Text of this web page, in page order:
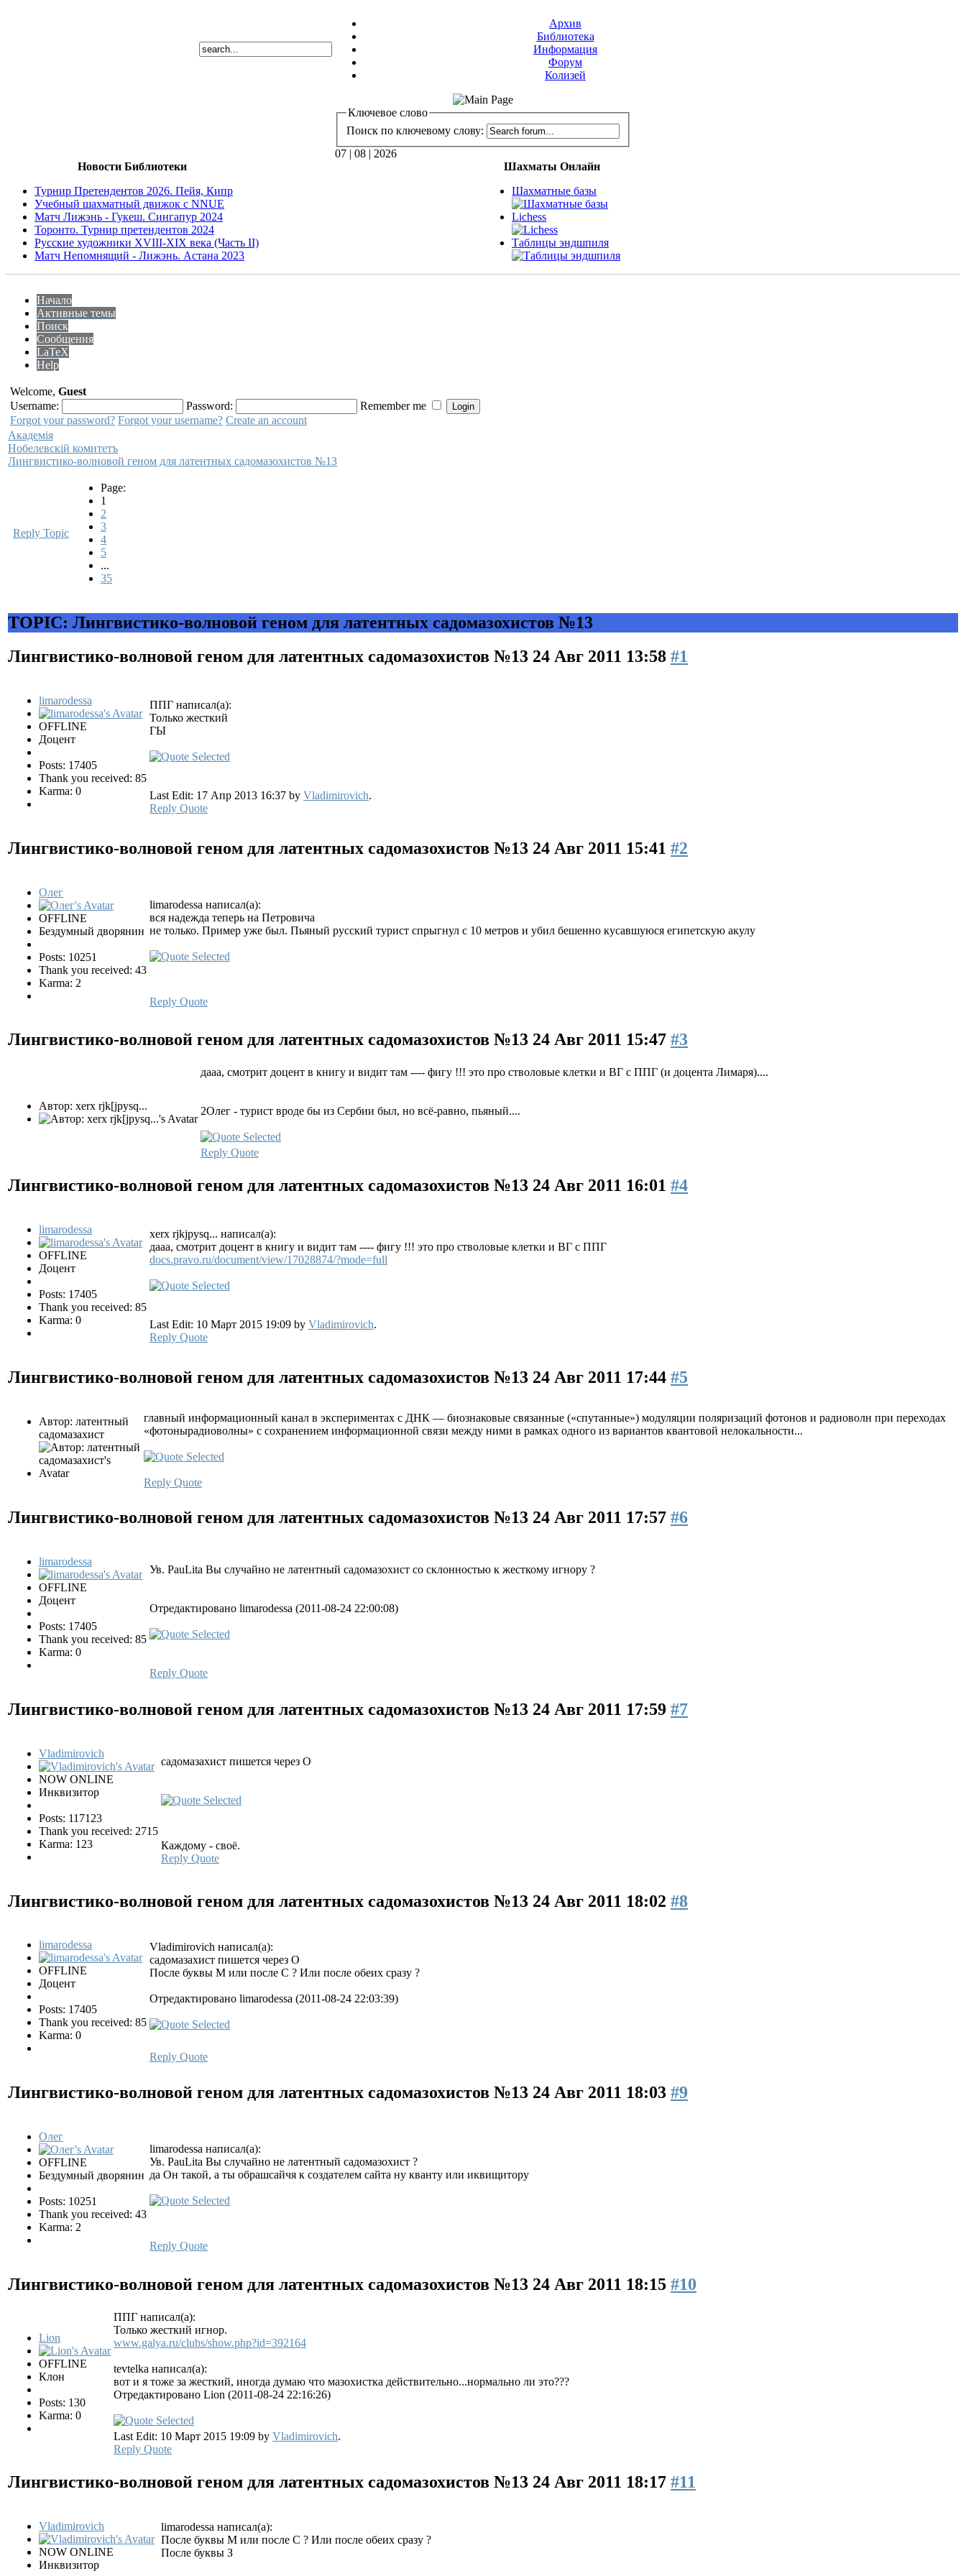
Архив
Библиотека
Информация
Форум
Колизей
Ключевое слово
Поиск по ключевому слову:
07 | 08 | 2026
Новости Библиотеки
Турнир Претендентов 2026. Пейя, Кипр
Учебный шахматный движок с NNUE
Матч Лижэнь - Гукеш. Сингапур 2024
Торонто. Турнир претендентов 2024
Русские художники XVIII-XIX века (Часть II)
Матч Непомнящий - Лижэнь. Астана 2023
Шахматы Онлайн
Шахматные базы
Lichess
Таблицы эндшпиля
Начало
Активные темы
Поиск
Сообщения
LaTeX
Help
Welcome, Guest
Username:
Password:
Remember me
Forgot your password? Forgot your username? Create an account
Академiя
Нобелевскiй комитетъ
Лингвистико-волновой геном для латентных садомазохистов №13
Reply Topic
Page:
1
2
3
4
5
...
35
TOPIC: Лингвистико-волновой геном для латентных садомазохистов №13
Лингвистико-волновой геном для латентных садомазохистов №13 24 Авг 2011 13:58 #1
limarodessa
OFFLINE
Доцент
Posts: 17405
Thank you received: 85
Karma: 0
ППГ написал(а):
Только жесткий
ГЫ
Last Edit: 17 Апр 2013 16:37 by Vladimirovich.
Reply Quote
Лингвистико-волновой геном для латентных садомазохистов №13 24 Авг 2011 15:41 #2
Олег
OFFLINE
Бездумный дворянин
Posts: 10251
Thank you received: 43
Karma: 2
limarodessa написал(а):
вся надежда теперь на Петровича
не только. Пример уже был. Пьяный русский турист спрыгнул с 10 метров и убил бешенно кусавшуюся египетскую акулу
Reply Quote
Лингвистико-волновой геном для латентных садомазохистов №13 24 Авг 2011 15:47 #3
Автор: xerx rjk[jpysq...
дааа, смотрит доцент в книгу и видит там ---- фигу !!! это про стволовые клетки и ВГ с ППГ (и доцента Лимаря)....
2Олег - турист вроде бы из Сербии был, но всё-равно, пьяный....
Reply Quote
Лингвистико-волновой геном для латентных садомазохистов №13 24 Авг 2011 16:01 #4
limarodessa
OFFLINE
Доцент
Posts: 17405
Thank you received: 85
Karma: 0
xerx rjkjpysq... написал(а):
дааа, смотрит доцент в книгу и видит там ---- фигу !!! это про стволовые клетки и ВГ с ППГ
docs.pravo.ru/document/view/17028874/?mode=full
Last Edit: 10 Март 2015 19:09 by Vladimirovich.
Reply Quote
Лингвистико-волновой геном для латентных садомазохистов №13 24 Авг 2011 17:44 #5
Автор: латентный
садомазахист
главный информационный канал в экспериментах с ДНК — биознаковые связанные («спутанные») модуляции поляризаций фотонов и радиоволн при переходах
«фотонырадиоволны» с сохранением информационной связи между ними в рамках одного из вариантов квантовой нелокальности...
Reply Quote
Лингвистико-волновой геном для латентных садомазохистов №13 24 Авг 2011 17:57 #6
limarodessa
OFFLINE
Доцент
Posts: 17405
Thank you received: 85
Karma: 0
Ув. PauLita Вы случайно не латентный садомазохист со склонностью к жесткому игнору ?
Отредактировано limarodessa (2011-08-24 22:00:08)
Reply Quote
Лингвистико-волновой геном для латентных садомазохистов №13 24 Авг 2011 17:59 #7
Vladimirovich
NOW ONLINE
Инквизитор
Posts: 117123
Thank you received: 2715
Karma: 123
садомазахист пишется через O
Каждому - своё.
Reply Quote
Лингвистико-волновой геном для латентных садомазохистов №13 24 Авг 2011 18:02 #8
limarodessa
OFFLINE
Доцент
Posts: 17405
Thank you received: 85
Karma: 0
Vladimirovich написал(а):
садомазахист пишется через O
После буквы М или после С ? Или после обеих сразу ?
Отредактировано limarodessa (2011-08-24 22:03:39)
Reply Quote
Лингвистико-волновой геном для латентных садомазохистов №13 24 Авг 2011 18:03 #9
Олег
OFFLINE
Бездумный дворянин
Posts: 10251
Thank you received: 43
Karma: 2
limarodessa написал(а):
Ув. PauLita Вы случайно не латентный садомазохист ?
да Он такой, а ты обрашсайчя к создателем сайта ну кванту или иквищитору
Reply Quote
Лингвистико-волновой геном для латентных садомазохистов №13 24 Авг 2011 18:15 #10
Lion
OFFLINE
Клон
Posts: 130
Karma: 0
ППГ написал(а):
Только жесткий игнор.
www.galya.ru/clubs/show.php?id=392164
tevtelka написал(а):
вот и я тоже за жесткий, иногда думаю что мазохистка действительно...нормально ли это???
Отредактировано Lion (2011-08-24 22:16:26)
Last Edit: 10 Март 2015 19:09 by Vladimirovich.
Reply Quote
Лингвистико-волновой геном для латентных садомазохистов №13 24 Авг 2011 18:17 #11
Vladimirovich
NOW ONLINE
Инквизитор
limarodessa написал(а):
После буквы М или после С ? Или после обеих сразу ?
После буквы З